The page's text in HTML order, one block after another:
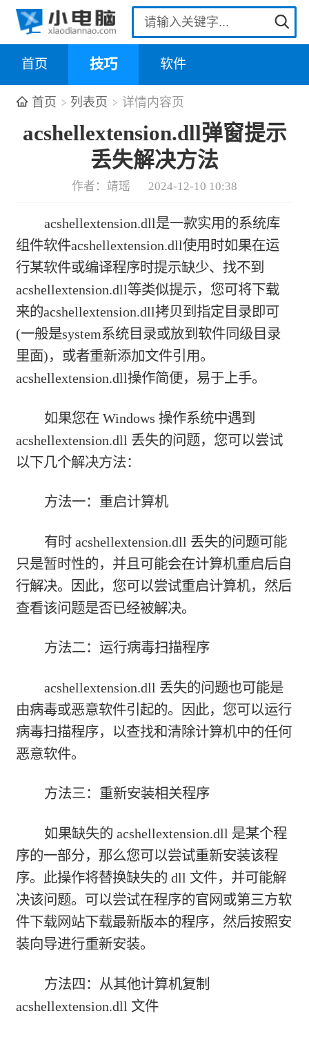
首页 技巧 软件
首页 列表页 详情内容页
acshellextension.dll弹窗提示
丢失解决方法
作者：靖瑶 2024-12-10 10:38
acshellextension.dll是一款实用的系统库
组件软件acshellextension.dll使用时如果在运
行某软件或编译程序时提示缺少、找不到
acshellextension.dll等类似提示，您可将下载
来的acshellextension.dll拷贝到指定目录即可
(一般是system系统目录或放到软件同级目录
里面)，或者重新添加文件引用。
acshellextension.dll操作简便，易于上手。
如果您在 Windows 操作系统中遇到
acshellextension.dll 丢失的问题，您可以尝试
以下几个解决方法：
方法一：重启计算机
有时 acshellextension.dll 丢失的问题可能
只是暂时性的，并且可能会在计算机重启后自
行解决。因此，您可以尝试重启计算机，然后
查看该问题是否已经被解决。
方法二：运行病毒扫描程序
acshellextension.dll 丢失的问题也可能是
由病毒或恶意软件引起的。因此，您可以运行
病毒扫描程序，以查找和清除计算机中的任何
恶意软件。
方法三：重新安装相关程序
如果缺失的 acshellextension.dll 是某个程
序的一部分，那么您可以尝试重新安装该程
序。此操作将替换缺失的 dll 文件，并可能解
决该问题。可以尝试在程序的官网或第三方软
件下载网站下载最新版本的程序，然后按照安
装向导进行重新安装。
方法四：从其他计算机复制
acshellextension.dll 文件